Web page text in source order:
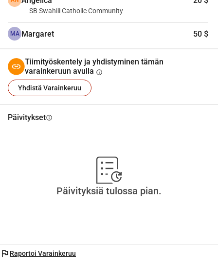
tukevan läsnäolon afrikkalaista syntyperää oleville
katolisille hiippakunnassa.
SB Swahili Catholic Community
MA Margaret 50 $
Tiimityöskentely ja yhdistyminen tämän
varainkeruun avulla info
Yhdistä Varainkeruu
Päivityksetinfo
Päivityksiä tulossa pian.
flag Raportoi Varainkeruu